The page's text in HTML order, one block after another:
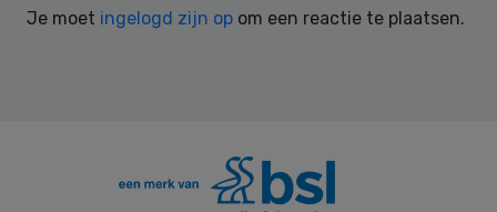
Je moet ingelogd zijn op om een reactie te plaatsen.